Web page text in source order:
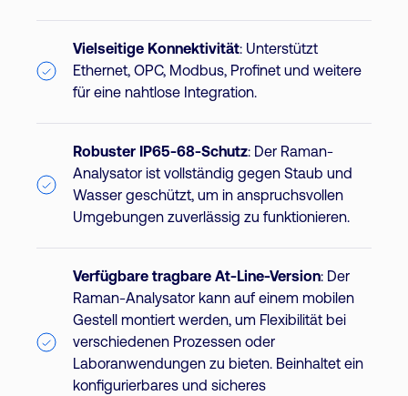
Vielseitige Konnektivität: Unterstützt
Ethernet, OPC, Modbus, Profinet und weitere
für eine nahtlose Integration.
Robuster IP65-68-Schutz: Der Raman-
Analysator ist vollständig gegen Staub und
Wasser geschützt, um in anspruchsvollen
Umgebungen zuverlässig zu funktionieren.
Verfügbare tragbare At-Line-Version: Der
Raman-Analysator kann auf einem mobilen
Gestell montiert werden, um Flexibilität bei
verschiedenen Prozessen oder
Laboranwendungen zu bieten. Beinhaltet ein
konfigurierbares und sicheres